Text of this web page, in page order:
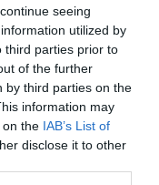
seeing
utilized by
third parties prior to
of the further
by third parties on the
information may
on the IAB’s List of
disclose it to other